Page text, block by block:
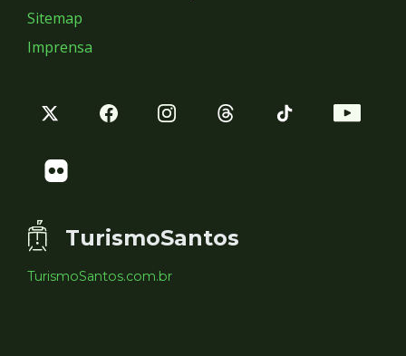
Sitemap
Imprensa
TurismoSantos
TurismoSantos.com.br